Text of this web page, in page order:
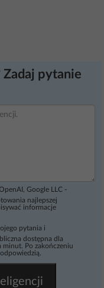
Zadaj pytanie
Google LLC -
najlepszej
informacje
pytania i
dostępna dla
minut. Po zakończeniu